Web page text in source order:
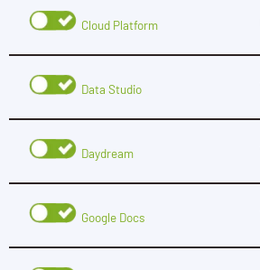
Cloud Platform
Data Studio
Daydream
Google Docs